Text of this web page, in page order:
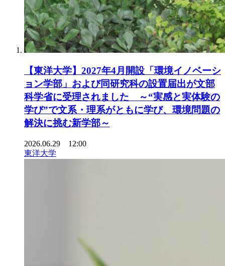
【東洋大学】2027年4月開設「環境イノベーシ
ョン学部」および同研究科の設置届出が文部
科学省に受理されました ～“実感と実体験の
学び”で文系・理系がともに学び、環境問題の
解決に挑む新学部～
2026.06.29 12:00
東洋大学